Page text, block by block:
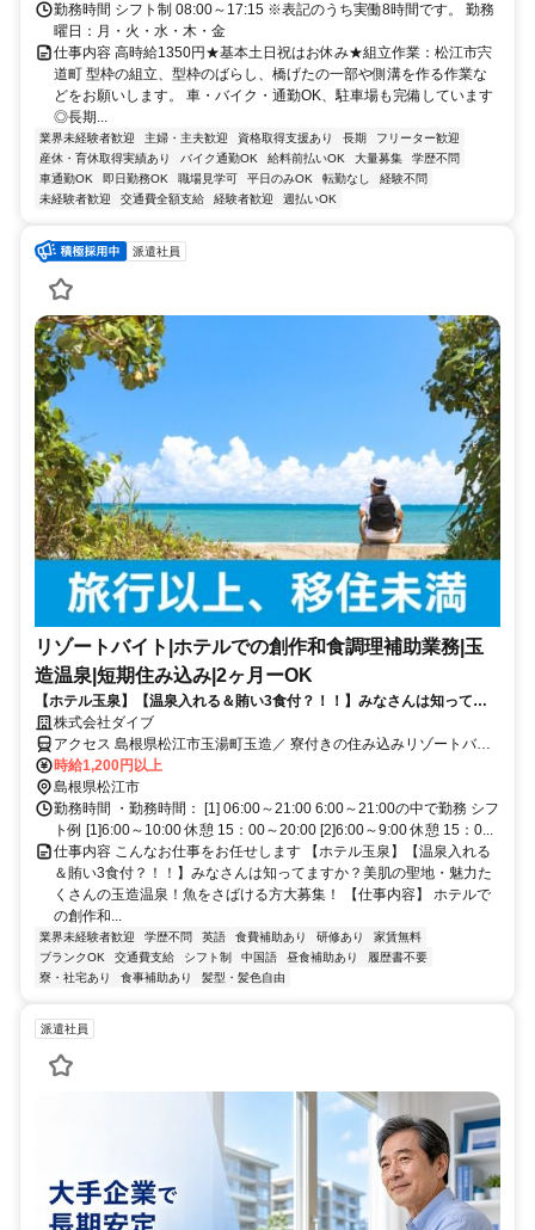
勤務時間 シフト制 08:00～17:15 ※表記のうち実働8時間です。 勤務
曜日：月・火・水・木・金
仕事内容 高時給1350円★基本土日祝はお休み★組立作業：松江市宍
道町 型枠の組立、型枠のばらし、橋げたの一部や側溝を作る作業な
どをお願いします。 車・バイク・通勤OK、駐車場も完備しています
◎長期...
業界未経験者歓迎 主婦・主夫歓迎 資格取得支援あり 長期
フリーター歓迎
産休・育休取得実績あり
バイク通勤OK 給料前払いOK 大量募集
学歴不問
車通勤OK
即日勤務OK 職場見学可 平日のみOK 転勤なし
経験不問
未経験者歓迎
交通費全額支給 経験者歓迎 週払いOK
派遣社員
リゾートバイト|ホテルでの創作和食調理補助業務|玉
造温泉|短期住み込み|2ヶ月ーOK
【ホテル玉泉】【温泉入れる＆賄い3食付？！！】みなさんは知ってま
すか？美肌の聖地・魅力たくさんの玉造温泉！魚をさばける方大募集！
株式会社ダイブ
アクセス 島根県松江市玉湯町玉造／ 寮付きの住み込みリゾートバイ
ト／生活費が抑えられるのでお金が貯まる／休日は観光し放題／急募
／面接なし
時給1,200円以上
島根県松江市
勤務時間 ・勤務時間： [1] 06:00～21:00 6:00～21:00の中で勤務 シフ
ト例 [1]6:00～10:00 休憩 15：00～20:00 [2]6:00～9:00 休憩 15：0...
仕事内容 こんなお仕事をお任せします 【ホテル玉泉】【温泉入れる
＆賄い3食付？！！】みなさんは知ってますか？美肌の聖地・魅力た
くさんの玉造温泉！魚をさばける方大募集！ 【仕事内容】 ホテルで
の創作和...
業界未経験者歓迎 学歴不問 英語 食費補助あり 研修あり
家賃無料
ブランクOK
交通費支給 シフト制 中国語 昼食補助あり
履歴書不要
寮・社宅あり
食事補助あり 髪型・髪色自由
派遣社員